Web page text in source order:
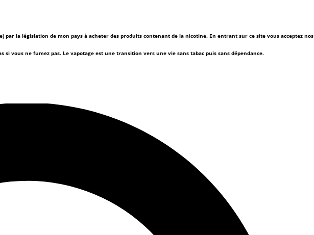
par la législation de mon pays à acheter des produits contenant de la nicotine. En entrant sur ce site vous acceptez nos
si vous ne fumez pas. Le vapotage est une transition vers une vie sans tabac puis sans dépendance.